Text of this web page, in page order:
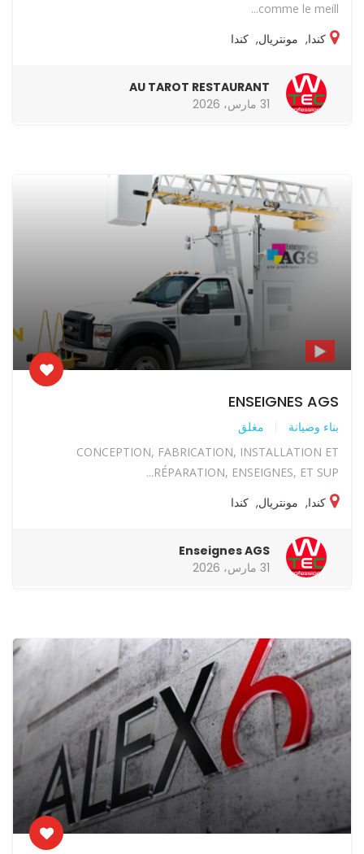
comme le meill...
كندا, مونتريال, كندا
AU TAROT RESTAURANT
31 مارس، 2026
ENSEIGNES AGS
بناء وصيانة مغلق
CONCEPTION, FABRICATION, INSTALLATION ET
RÉPARATION, ENSEIGNES, ET SUP...
كندا, مونتريال, كندا
Enseignes AGS
31 مارس، 2026